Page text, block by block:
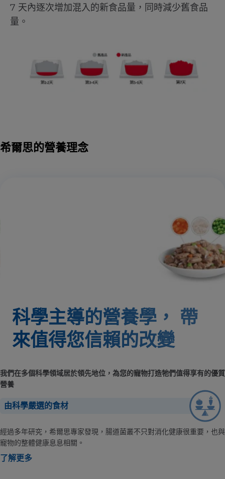
7 天內逐次增加混入的新食品量，同時減少舊食品
量。
希爾思的營養理念
科學主導的營養學， 帶
來值得您信賴的改變
我們在多個科學領域居於領先地位，為您的寵物打造牠們值得享有的優質
營養
由科學嚴選的食材
經過多年研究，希爾思專家發現，腸道菌叢不只對消化健康很重要，也與
寵物的整體健康息息相關。
了解更多